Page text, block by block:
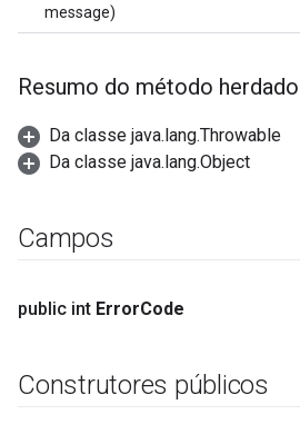
message)
Resumo do método herdado
Da classe java.lang.Throwable
Da classe java.lang.Object
Campos
public int ErrorCode
Construtores públicos